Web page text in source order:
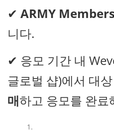
✔ ARMY
니다.
✔ 응모 기간 내
글로벌 샵)에서 대
매하고 응모를 완료